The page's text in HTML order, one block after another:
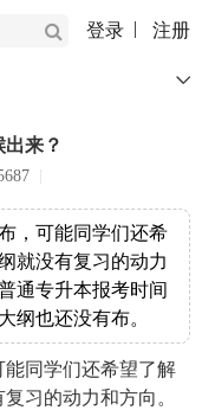
登录 注册
来？
，可能同学们还希
就没有复习的动力
通专升本报考时间
纲也还没有布。
同学们还希望了解
习的动力和方向。